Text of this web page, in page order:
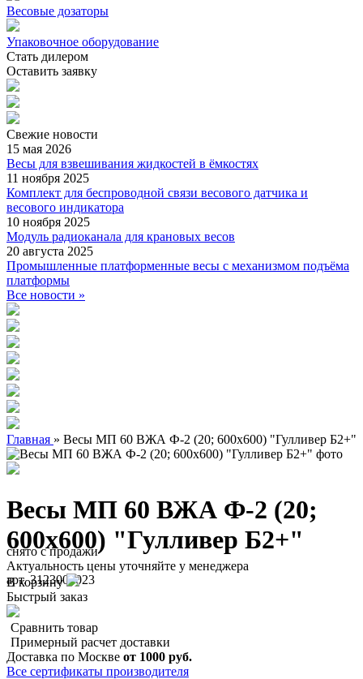
Весовые дозаторы
Упаковочное оборудование
Стать дилером
Оставить заявку
Свежие новости
15 мая 2026
Весы для взвешивания жидкостей в ёмкостях
11 ноября 2025
Комплект для беспроводной связи весового датчика и
весового индикатора
10 ноября 2025
Модуль радиоканала для крановых весов
20 августа 2025
Промышленные платформенные весы с механизмом подъёма
платформы
Все новости »
Главная » Весы МП 60 ВЖА Ф-2 (20; 600х600) "Гулливер Б2+"
Весы МП 60 ВЖА Ф-2 (20;
600х600) "Гулливер Б2+"
арт. 3123000023
снято с продажи
Актуальность цены уточняйте у менеджера
В корзину
Быстрый заказ
Сравнить товар
Примерный расчет доставки
Доставка по Москве от 1000 руб.
Все сертификаты производителя